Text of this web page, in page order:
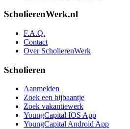
ScholierenWerk.nl
F.A.Q.
Contact
Over ScholierenWerk
Scholieren
Aanmelden
Zoek een bijbaantje
Zoek vakantiewerk
YoungCapital IOS App
YoungCapital Android App